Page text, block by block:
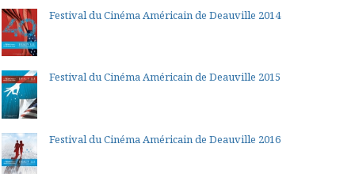
Festival du Cinéma Américain de Deauville 2014
Festival du Cinéma Américain de Deauville 2015
Festival du Cinéma Américain de Deauville 2016